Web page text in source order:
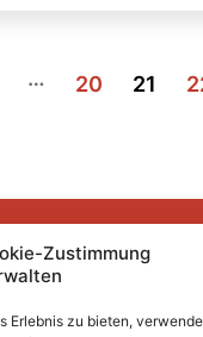
Zustimmung
Erlebnis zu bieten,
… 20 21
MastodonBluesky